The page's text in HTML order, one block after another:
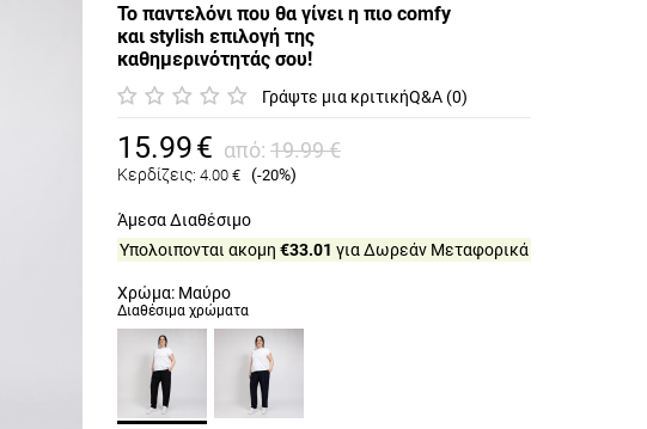
Το παντελόνι που θα γίνει η πιο comfy
και stylish επιλογή της
καθημερινότητάς σου!
Γράψτε μια κριτικήQ&A (0)
15.99€ από: 19.99€
Κερδίζεις: 4.00 € (-20%)
Άμεσα Διαθέσιμο
Υπολοιπονται ακομη €33.01 για Δωρεάν Μεταφορικά
Χρώμα: Μαύρο
Διαθέσιμα χρώματα